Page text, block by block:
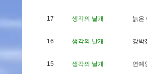
17 생각의 날개 늙은
16 생각의 날개 강박
15 생각의 날개 연예